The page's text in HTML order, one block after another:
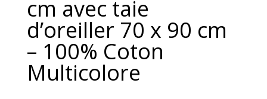
cm avec taie
d’oreiller 70 x 90 cm
– 100% Coton
Multicolore